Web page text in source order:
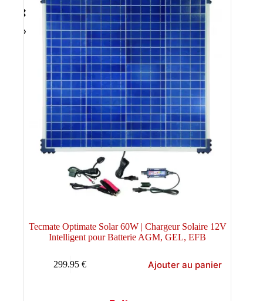
Tecmate Optimate Solar 60W | Chargeur Solaire 12V
Intelligent pour Batterie AGM, GEL, EFB
299.95€ Ajouter au panier